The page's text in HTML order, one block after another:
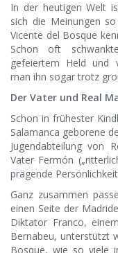
In der heutigen Welt
sich die Meinungen
Vicente del Bosque
Schon oft
gefeiertem Held und
man ihn sogar trotz
Der Vater und Real
Schon in frühester
Salamanca geborene
Jugendabteilung von
Vater Fermón
prägende
Ganz zusammen
einen Seite der
Diktator Franco,
Bernabeu, unterstützt
Bosque, wie so viele